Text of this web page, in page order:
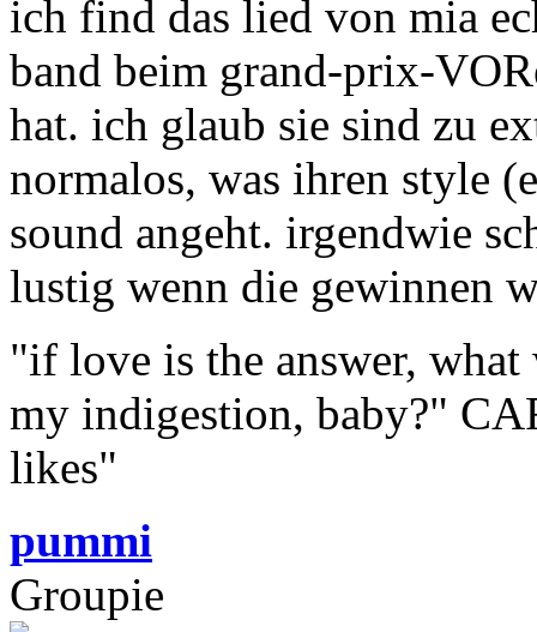
ich find das lied von mia
band beim grand-prix-
hat. ich glaub sie sind zu
normalos, was ihren style
sound angeht. irgendwie
lustig wenn die gewinnen
"if love is the answer, what
my indigestion, baby?"
likes"
pummi
Groupie